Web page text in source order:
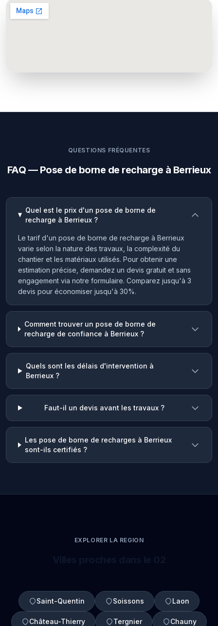
QUESTIONS FRÉQUENTES
FAQ — Pose de borne de recharge à Berrieux
Quel est le prix d'un pose de borne de
recharge à Berrieux ?
Le tarif d'un pose de borne de recharge à Berrieux
varie selon la nature des travaux, la complexité du
chantier et les matériaux utilisés. Pour obtenir une
estimation précise, demandez un devis gratuit et sans
engagement via notre formulaire. Comparez jusqu'à 3
devis pour économiser jusqu'à 30%.
Comment trouver un pose de borne de
recharge de confiance à Berrieux ?
Quels sont les délais d'intervention à
Berrieux ?
Faut-il un devis avant les travaux ?
Les pose de borne de recharges à Berrieux
sont-ils certifiés ?
EXPLORER LA REGION
Saint-Quentin Soissons Laon
Château-Thierry Tergnier Chauny